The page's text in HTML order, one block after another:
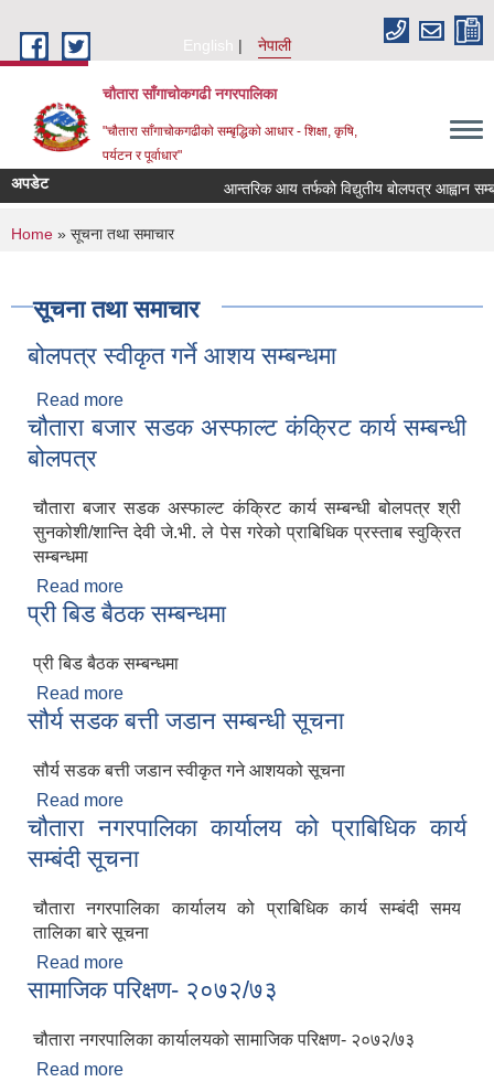
English
नेपाली
चौतारा साँगाचोकगढी नगरपालिका
"चौतारा साँगाचोकगढीको सम्बृद्धिको आधार - शिक्षा, कृषि,
पर्यटन र पूर्वाधार"
अपडेट आन्तरिक आय तर्फको विद्युतीय बोलपत्र आह्वान
You are here
Home » सूचना तथा समाचार
सूचना तथा समाचार
बोलपत्र स्वीकृत गर्ने आशय सम्बन्धमा
Read more
चौतारा बजार सडक अस्फाल्ट कंक्रिट कार्य सम्बन्धी
बोलपत्र
चौतारा बजार सडक अस्फाल्ट कंक्रिट कार्य सम्बन्धी बोलपत्र श्री
सुनकोशी/शान्ति देवी जे.भी. ले पेस गरेको प्राबिधिक प्रस्ताब स्वुक्रित
सम्बन्धमा
Read more
बोलपत्र
प्री बिड बैठक सम्बन्धमा
प्री बिड बैठक सम्बन्धमा
Read more
सौर्य सडक बत्ती जडान सम्बन्धी सूचना
सौर्य सडक बत्ती जडान स्वीकृत गने आशयको सूचना
Read more
चौतारा नगरपालिका कार्यालय को प्राबिधिक कार्य
सम्बंदी सूचना
चौतारा नगरपालिका कार्यालय को प्राबिधिक कार्य सम्बंदी समय
तालिका बारे सूचना
Read more
सम्बंदी सूचना
सामाजिक परिक्षण- २०७२/७३
चौतारा नगरपालिका कार्यालयको सामाजिक परिक्षण- २०७२/७३
Read more